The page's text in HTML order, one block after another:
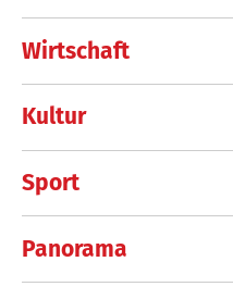
Wirtschaft
Kultur
Sport
Panorama